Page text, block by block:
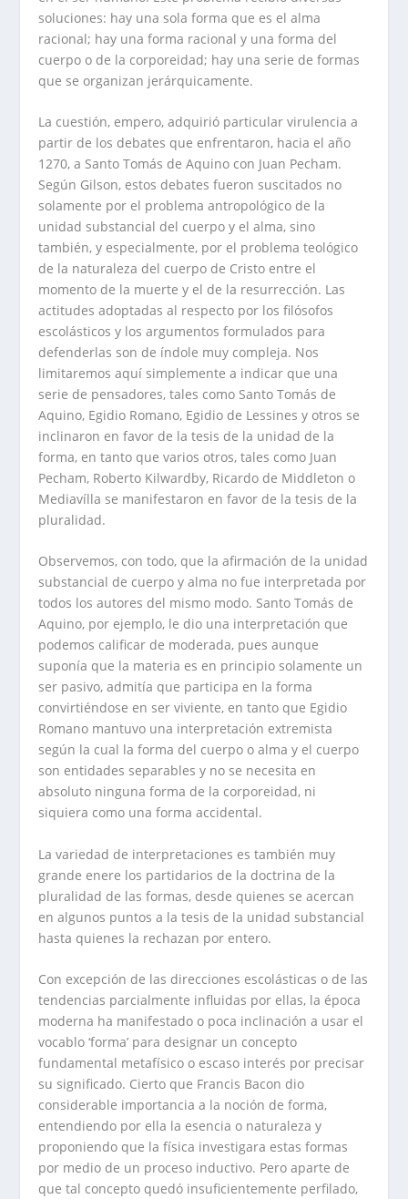
soluciones: hay una sola forma que es el alma
racional; hay una forma racional y una forma del
cuerpo o de la corporeidad; hay una serie de formas
que se organizan jerárquicamente.
La cuestión, empero, adquirió particular virulencia a
partir de los debates que enfrentaron, hacia el año
1270, a Santo Tomás de Aquino con Juan Pecham.
Según Gilson, estos debates fueron suscitados no
solamente por el problema antropológico de la
unidad substancial del cuerpo y el alma, sino
también, y especialmente, por el problema teológico
de la naturaleza del cuerpo de Cristo entre el
momento de la muerte y el de la resurrección. Las
actitudes adoptadas al respecto por los filósofos
escolásticos y los argumentos formulados para
defenderlas son de índole muy compleja. Nos
limitaremos aquí simplemente a indicar que una
serie de pensadores, tales como Santo Tomás de
Aquino, Egidio Romano, Egidio de Lessines y otros se
inclinaron en favor de la tesis de la unidad de la
forma, en tanto que varios otros, tales como Juan
Pecham, Roberto Kilwardby, Ricardo de Middleton o
Mediavílla se manifestaron en favor de la tesis de la
pluralidad.
Observemos, con todo, que la afirmación de la unidad
substancial de cuerpo y alma no fue interpretada por
todos los autores del mismo modo. Santo Tomás de
Aquino, por ejemplo, le dio una interpretación que
podemos calificar de moderada, pues aunque
suponía que la materia es en principio solamente un
ser pasivo, admitía que participa en la forma
convirtiéndose en ser viviente, en tanto que Egidio
Romano mantuvo una interpretación extremista
según la cual la forma del cuerpo o alma y el cuerpo
son entidades separables y no se necesita en
absoluto ninguna forma de la corporeidad, ni
siquiera como una forma accidental.
La variedad de interpretaciones es también muy
grande enere los partidarios de la doctrina de la
pluralidad de las formas, desde quienes se acercan
en algunos puntos a la tesis de la unidad substancial
hasta quienes la rechazan por entero.
Con excepción de las direcciones escolásticas o de las
tendencias parcialmente influidas por ellas, la época
moderna ha manifestado o poca inclinación a usar el
vocablo ‘forma’ para designar un concepto
fundamental metafísico o escaso interés por precisar
su significado. Cierto que Francis Bacon dio
considerable importancia a la noción de forma,
entendiendo por ella la esencia o naturaleza y
proponiendo que la física investigara estas formas
por medio de un proceso inductivo. Pero aparte de
que tal concepto quedó insuficientemente perfilado,